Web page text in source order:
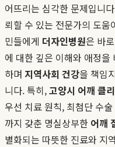
어뜨리는 심각한 문제입니
뢰할 수 있는 전문가의 도
민들에게 더자인병원은 바
에 대한 깊은 이해와 애정
하며 지역사회 건강을 책임
니다. 특히,고양시 어깨 클
우선 치료 원칙, 최첨단 수
까지 갖춘 명실상부한 어깨
별화되는 따뜻한 진료와 지